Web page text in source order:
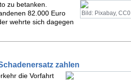
Bild: Pixabay, CC0
zu betanken.
82.000 Euro
wehrte sich dagegen
zahlen
die Vorfahrt